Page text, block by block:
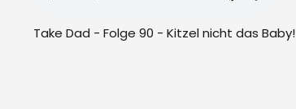
Take Dad - Folge 90 - Kitzel nicht das Baby!